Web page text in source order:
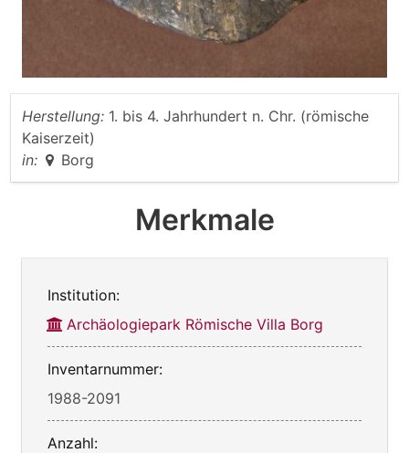
Herstellung: 1. bis 4. Jahrhundert n. Chr. (römische
Kaiserzeit)
in:
Borg
Merkmale
Institution:
Archäologiepark Römische Villa Borg
Inventarnummer:
1988-2091
Anzahl: